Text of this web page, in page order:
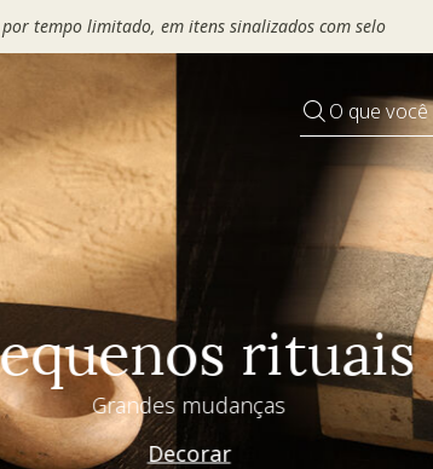
e ganhe até 30% OFF*: useMOVEL30, TEXTIL30 OU
O que
rituais
Grandes mudanças
Decorar